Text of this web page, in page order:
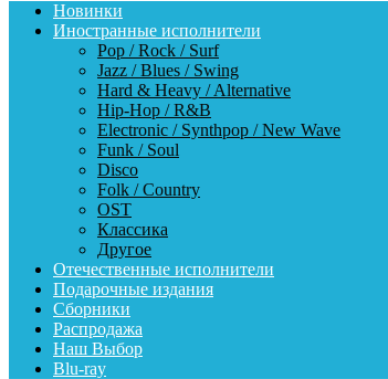
Новинки
Иностранные исполнители
Pop / Rock / Surf
Jazz / Blues / Swing
Hard & Heavy / Alternative
Hip-Hop / R&B
Electronic / Synthpop / New Wave
Funk / Soul
Disco
Folk / Country
OST
Классика
Другое
Отечественные исполнители
Подарочные издания
Сборники
Распродажа
Наш Выбор
Blu-ray